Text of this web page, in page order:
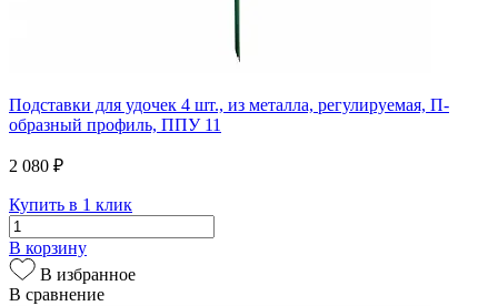
Подставки для удочек 4 шт., из металла, регулируемая, П-
образный профиль, ППУ 11
2 080 ₽
Купить в 1 клик
В корзину
В избранное
В сравнение